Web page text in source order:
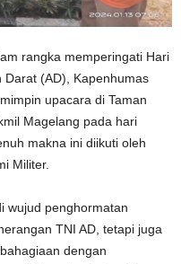
rangka memperingati Hari
(AD), Kapenhumas
upacara di Taman
Magelang pada hari
makna ini diikuti oleh
Militer.
wujud penghormatan
TNI AD, tetapi juga
dengan